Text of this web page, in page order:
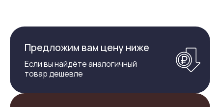
Предложим вам цену ниже
Если вы найдёте аналогичный
товар дешевле